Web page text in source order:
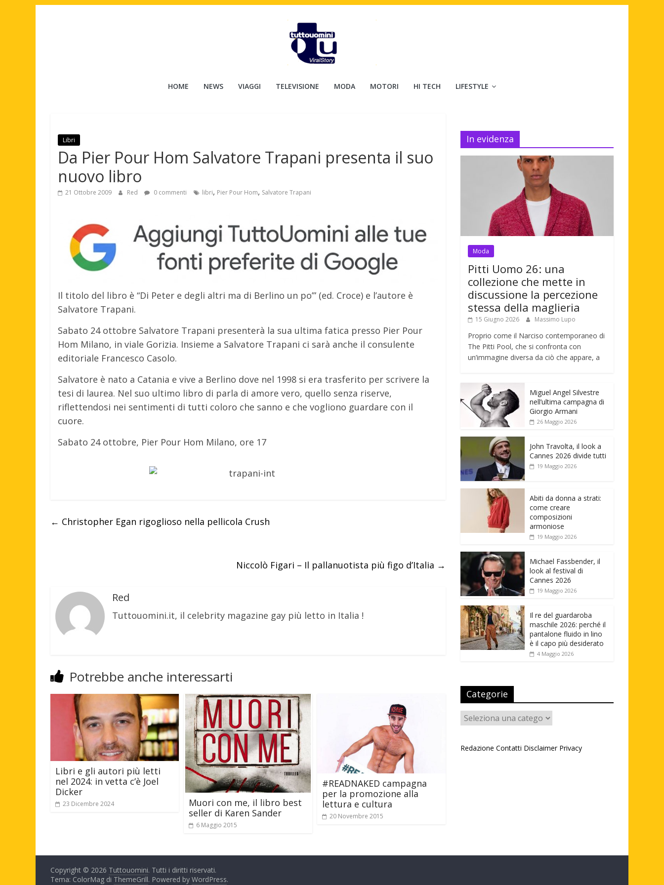
Tuttouomini
Motori,
gay
news
moda
HOME NEWS VIAGGI TELEVISIONE MODA MOTORI HI TECH LIFESTYLE
Libri
Da Pier Pour Hom Salvatore Trapani presenta il suo
nuovo libro
21 Ottobre 2009 Red 0 commenti libri, Pier Pour Hom, Salvatore Trapani
Il titolo del libro è “Di Peter e degli altri ma di Berlino un po’” (ed. Croce) e l’autore è
Salvatore Trapani.
Sabato 24 ottobre Salvatore Trapani presenterà la sua ultima fatica presso Pier Pour
Hom Milano, in viale Gorizia. Insieme a Salvatore Trapani ci sarà anche il consulente
editoriale Francesco Casolo.
Salvatore è nato a Catania e vive a Berlino dove nel 1998 si era trasferito per scrivere la
tesi di laurea. Nel suo ultimo libro di parla di amore vero, quello senza riserve,
riflettendosi nei sentimenti di tutti coloro che sanno e che vogliono guardare con il
cuore.
Sabato 24 ottobre, Pier Pour Hom Milano, ore 17
← Christopher Egan rigoglioso nella pellicola Crush
Niccolò Figari – Il pallanuotista più figo d’Italia →
Red
Tuttouomini.it, il celebrity magazine gay più letto in Italia !
Potrebbe anche interessarti
Libri e gli autori più letti
nel 2024: in vetta c’è Joel
Dicker
23 Dicembre 2024
Muori con me, il libro best
seller di Karen Sander
6 Maggio 2015
#READNAKED campagna
per la promozione alla
lettura e cultura
20 Novembre 2015
In evidenza
Moda
Pitti Uomo 26: una
collezione che mette in
discussione la percezione
stessa della maglieria
15 Giugno 2026 Massimo Lupo
Proprio come il Narciso contemporaneo di
The Pitti Pool, che si confronta con
un’immagine diversa da ciò che appare, a
Miguel Angel Silvestre
nell’ultima campagna di
Giorgio Armani
26 Maggio 2026
John Travolta, il look a
Cannes 2026 divide tutti
19 Maggio 2026
Abiti da donna a strati:
come creare
composizioni
armoniose
19 Maggio 2026
Michael Fassbender, il
look al festival di
Cannes 2026
19 Maggio 2026
Il re del guardaroba
maschile 2026: perché il
pantalone fluido in lino
è il capo più desiderato
4 Maggio 2026
Categorie
Categorie
Redazione Contatti Disclaimer Privacy
Copyright © 2026 Tuttouomini. Tutti i diritti riservati.
Tema: ColorMag di ThemeGrill. Powered by WordPress.